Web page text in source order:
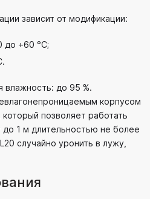
зависит от модификации:
до +60 °C;
влажность: до 95 %.
корпусом
позволяет работать
до 1 м длительностью не более
случайно уронить в лужу,